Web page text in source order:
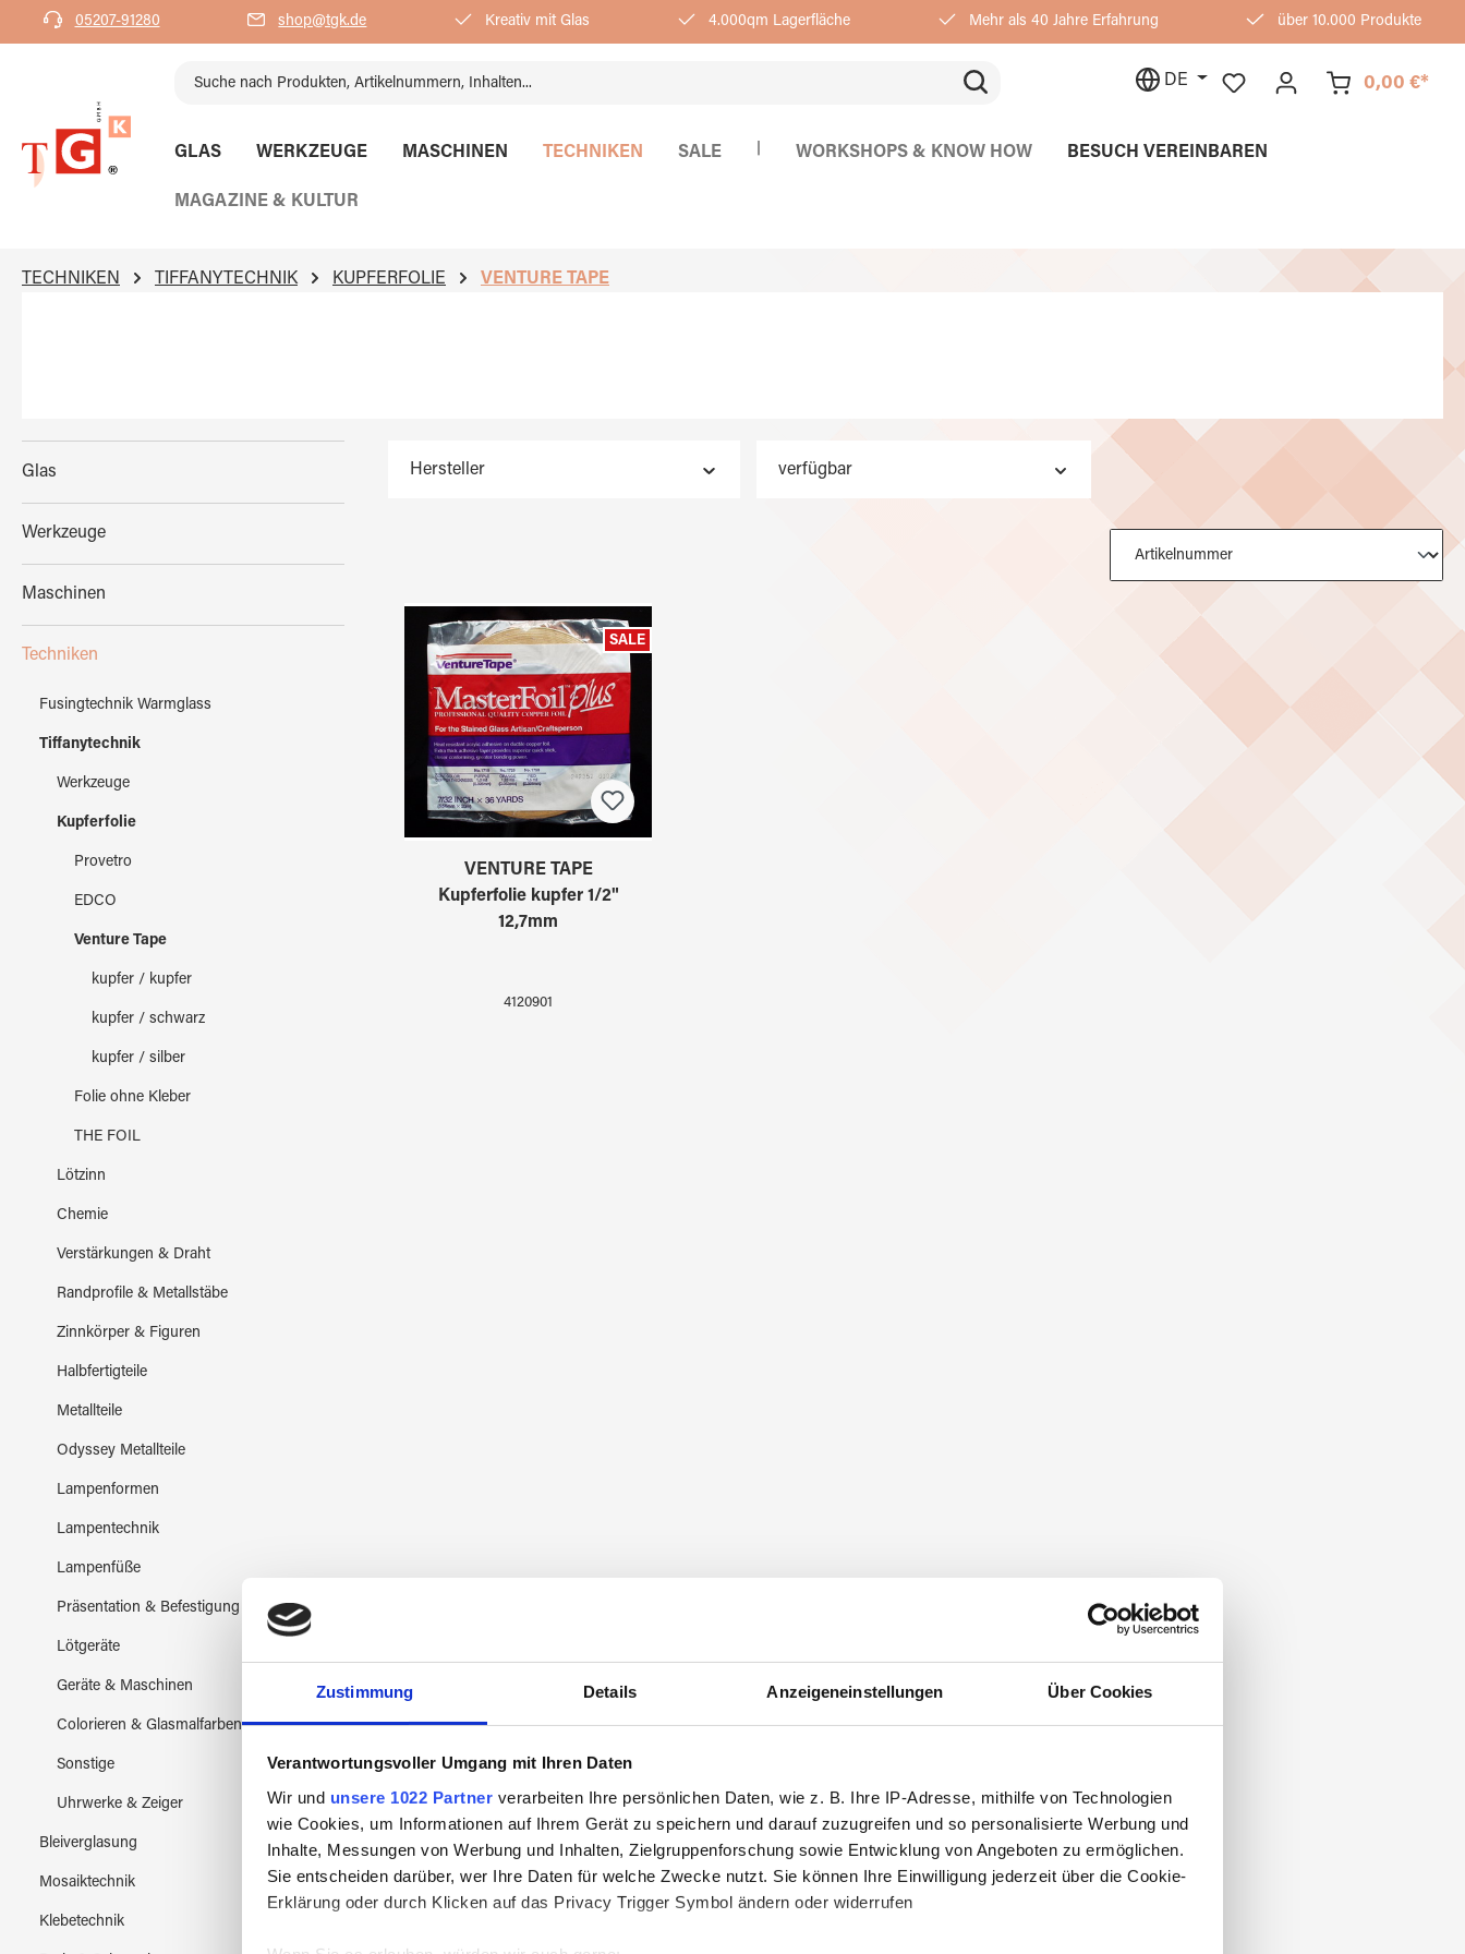
Zustimmung Details Anzeigeneinstellungen Über Cookies
Verantwortungsvoller Umgang mit Ihren Daten
Wir und unsere 1022 Partner verarbeiten Ihre persönlichen Daten, wie z. B. Ihre IP-Adresse, mithilfe von Technologien
wie Cookies, um Informationen auf Ihrem Gerät zu speichern und darauf zuzugreifen und so personalisierte Werbung und
Inhalte, Messungen von Werbung und Inhalten, Zielgruppenforschung sowie Entwicklung von Angeboten zu ermöglichen.
Sie entscheiden darüber, wer Ihre Daten für welche Zwecke nutzt. Sie können Ihre Einwilligung jederzeit über die Cookie-
Erklärung oder durch Klicken auf das Privacy Trigger Symbol ändern oder widerrufen
Zur Hauptnavigation springen
05207-91280 shop@tgk.de Kreativ mit Glas 4.000qm Lagerfläche Mehr als 40 Jahre Erfahrung über 10.000 Produkte
DE 0,00 €*
GLAS WERKZEUGE MASCHINEN TECHNIKEN SALE WORKSHOPS & KNOW HOW BESUCH VEREINBAREN
MAGAZINE & KULTUR
TECHNIKEN TIFFANYTECHNIK KUPFERFOLIE VENTURE TAPE
Glas
Werkzeuge
Maschinen
Techniken
Fusingtechnik Warmglass
Tiffanytechnik
Werkzeuge
Kupferfolie
Provetro
EDCO
Venture Tape
kupfer / kupfer
kupfer / schwarz
kupfer / silber
Folie ohne Kleber
THE FOIL
Lötzinn
Chemie
Verstärkungen & Draht
Randprofile & Metallstäbe
Zinnkörper & Figuren
Halbfertigteile
Metallteile
Odyssey Metallteile
Lampenformen
Lampentechnik
Lampenfüße
Präsentation & Befestigung
Lötgeräte
Geräte & Maschinen
Colorieren & Glasmalfarben
Sonstige
Uhrwerke & Zeiger
Bleiverglasung
Mosaiktechnik
Klebetechnik
Hersteller verfügbar
SALE
VENTURE TAPE
Kupferfolie kupfer 1/2"
12,7mm
4120901